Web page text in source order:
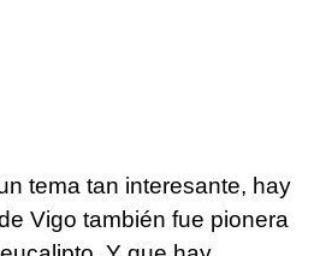
tema tan interesante, hay
Vigo también fue pionera